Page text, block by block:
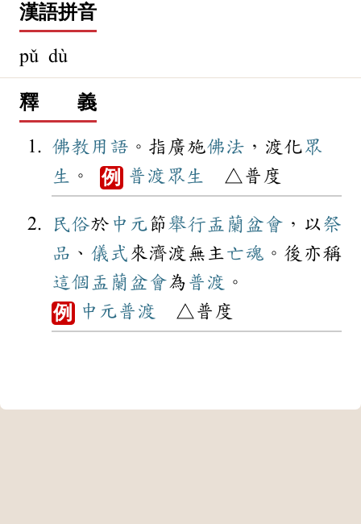
漢語拼音
pǔ dù
釋 義
佛教 用語 。指廣施佛法 ，渡化眾
生
。 例 普渡眾生 △普度
民俗於 中元節 舉行 盂蘭盆會 ，以祭
品 、 儀式 來濟渡無主亡魂 。後亦稱
這個 盂蘭盆會為 普渡 。
例 中元普渡 △普度